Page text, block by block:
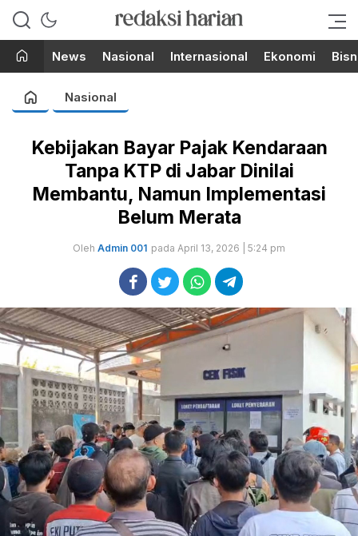
RedaksiHarian.com
Berita Terupdate dari Redaksi
News Nasional Internasional Ekonomi
Nasional
Kebijakan Bayar Pajak Kendaraan
Tanpa KTP di Jabar Dinilai
Membantu, Namun Implementasi
Belum Merata
Oleh Admin 001 pada April 13, 2026 | 5:24 pm